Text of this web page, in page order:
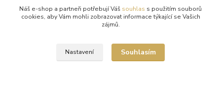
Kontakty
Reklamační řád
Náš e-shop a partneři potřebují Váš souhlas s použitím souborů
cookies, aby Vám mohli zobrazovat informace týkající se Vašich
zájmů.
Nastavení Souhlasím